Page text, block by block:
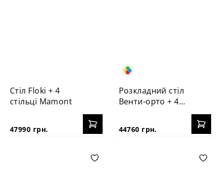
Стіл Floki + 4
стільці Mamont
47990 грн.
Розкладний стіл
Венти-орто + 4
44760 грн.